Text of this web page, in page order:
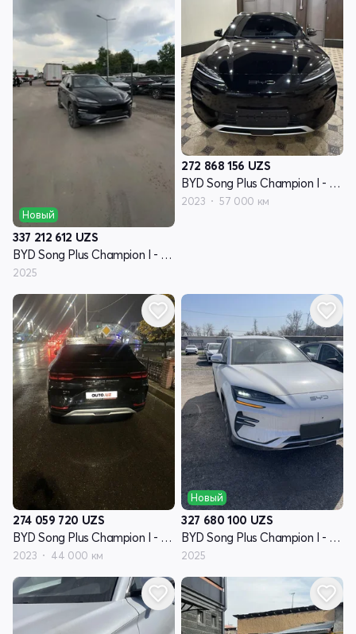
Новый
337 212 612 UZS
BYD Song Plus Champion I - поколение
2025
272 868 156 UZS
BYD Song Plus Champion I - поколение
2023 57 000 км
274 059 720 UZS
BYD Song Plus Champion I - поколение
2023 44 000 км
Новый
327 680 100 UZS
BYD Song Plus Champion I - поколение
2025